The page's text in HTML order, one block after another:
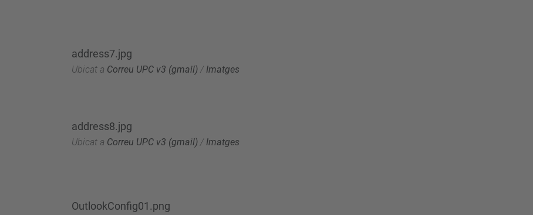
address7.jpg
Ubicat a Correu UPC v3 (gmail) / Imatges
address8.jpg
Ubicat a Correu UPC v3 (gmail) / Imatges
OutlookConfig01.png